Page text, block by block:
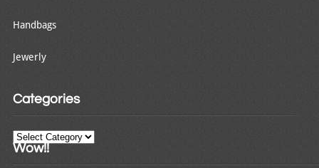
Handbags
Jewerly
Categories
Categories
Wow!!